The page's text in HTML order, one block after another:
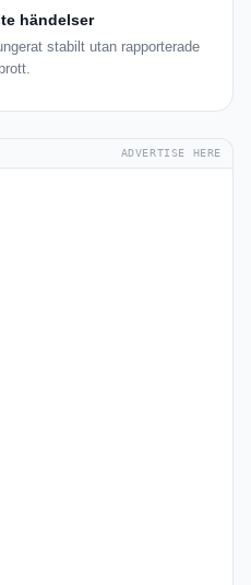
händelser
stabilt utan rapporterade
ADVERTISE HERE